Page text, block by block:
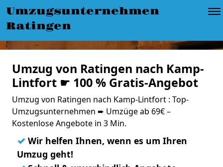
Umzugsunternehmen
Ratingen
Umzug von Ratingen nach Kamp-
Lintfort ☛ 100 % Gratis-Angebot
Umzug von Ratingen nach Kamp-Lintfort : Top-
Umzugsunternehmen ➨ Umzüge ab 69€ –
Kostenlose Angebote in 3 Min.
✓ Wir helfen Ihnen, wenn es um Ihren
Umzug geht!